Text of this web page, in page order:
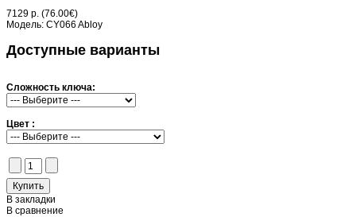
7129 р. (76.00€)
Модель: CY066 Abloy
Доступные варианты
Сложность ключа:
Цвет :
В закладки
В сравнение